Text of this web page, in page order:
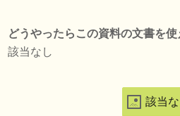
どうやったらこの資料の文書を使
該当なし
該当